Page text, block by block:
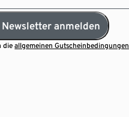
anmelden
dieallgemeinen Gutscheinbedingungen